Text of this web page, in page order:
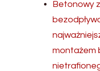
Betonowy
montażem